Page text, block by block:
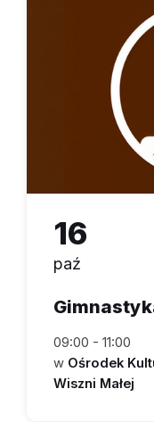
16
paź
09:00 - 11:00
w Ośrodek
Wiszni Małej